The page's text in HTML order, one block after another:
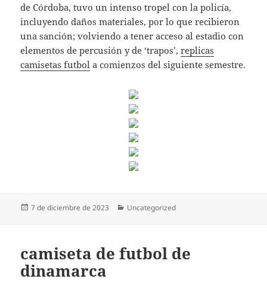
de Córdoba, tuvo un intenso tropel con la policía,
incluyendo daños materiales, por lo que recibieron
una sanción; volviendo a tener acceso al estadio con
elementos de percusión y de ‘trapos’,replicas
camisetas futbol a comienzos del siguiente semestre.
Publicado
7 de diciembre de 2023 Categorías
Uncategorized
camiseta de futbol de
dinamarca